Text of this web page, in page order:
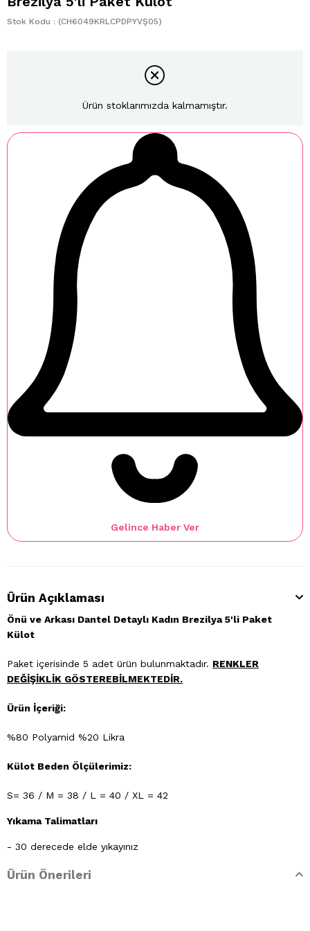
Stok Kodu (CH6049KRLCPDPYVŞ05)
Ürün stoklarımızda kalmamıştır.
Gelince Haber Ver
Ürün Açıklaması
Önü ve Arkası Dantel Detaylı Kadın Brezilya 5'li Paket
Külot
Paket içerisinde 5 adet ürün bulunmaktadır. RENKLER
DEĞİŞİKLİK GÖSTEREBİLMEKTEDİR.
Ürün İçeriği:
%80 Polyamid %20 Likra
Külot Beden Ölçülerimiz:
S= 36 / M = 38 / L = 40 / XL = 42
Yıkama Talimatları
- 30 derecede elde yıkayınız
- Klorlu beyazlatma ve leke giderilmesi yapılamaz
Ürün Önerileri